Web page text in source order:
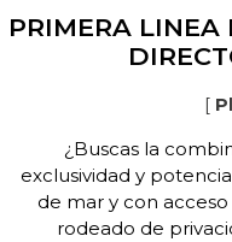
PRIMERA LINEA
[
¿Buscas la
exclusividad y
de mar y con
rodeado de